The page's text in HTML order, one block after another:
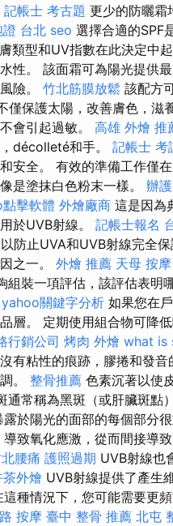
記帳士 考古題 更少的防曬霜
證 台北 seo 選擇合適的SPF
類型和UV指數在此決定中
性。 該面霜可為陽光提供
險。 竹北筋膜放鬆 該配方
僅保護太陽，改善膚色，滋
會引起過敏。 高雄 外燴 推
décolleté和手。 記帳士 考
安全。 有效的準備工作僅
是塗抹白色粉末一樣。 辦
擊軟體 外燴廠商 這是因為
於UVB射線。 記帳士報名
防止UVA和UVB射線完全
之一。 外燴 推薦 天母 按摩
組裝一項評估，該評估表明
yahoo關鍵字分析 如果您在
層。 定期使用組合物可降
行銷公司 烤肉 外燴 what is
有粘性的痕跡，膠捲和發音
。 整骨推薦 色素沉著以使
通常稱為黑斑（或肝臟斑點
於陽光的面部的每個部分很
致氧化應激，從而間接導
腰痛 護照過期 UVB射線也
外燴 UVB射線提供了產生
種情況下，您可能需要更
按摩 臺中 整骨 推薦 北屯